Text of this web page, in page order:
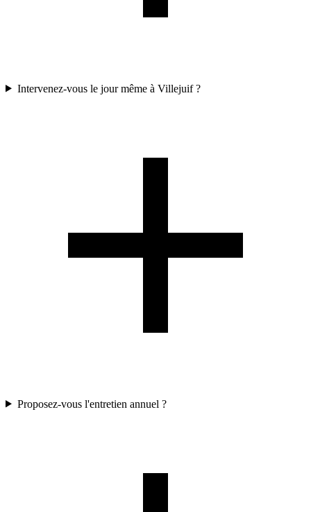
Intervenez-vous le jour même à Villejuif ?
Proposez-vous l'entretien annuel ?